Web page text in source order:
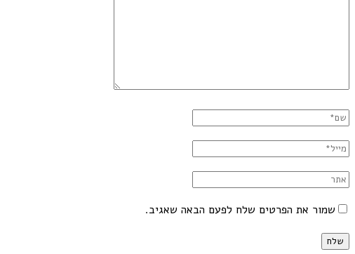
שמור את הפרטים שלח לפעם הבאה שאגיב.